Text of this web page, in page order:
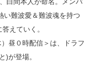
い難波愛＆難波魂を持つ
えていく。
昼０時配信＞は、ドラフ
)が登場。